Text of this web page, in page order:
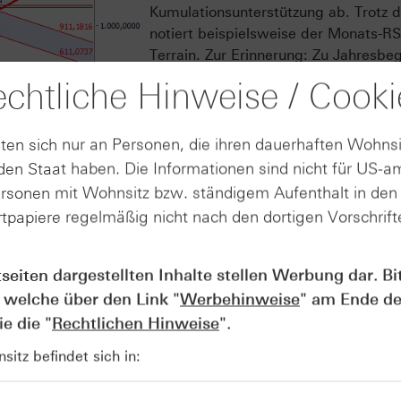
Angaben sind kein verlässlicher
Kumulationsunterstützung ab. Trotz
notiert beispielsweise der Monats-
Terrain. Zur Erinnerung: Zu
Allzeithochs bei knapp 5.600 USD
Wert von 95 – der höchste Stand
Gerade im langfristigen Bereich
Indikatoren weiterhin einen
ist eine gute Überleitung zu den
Bekanntermaßen befinden wir uns
Zwischenwahljahr. Gemessen am
dieses mit einem Plus von 15 %
einiges zu bieten. Doch es gibt an
(Fortsetzung siehe unten).
– ab Juli?
Hinweise /
sich nur an Personen, die ihren dauerhaften
Staat haben. Die Informationen sind nicht für US-
mit Wohnsitz bzw. ständigem Aufenthalt in
regelmäßig nicht nach den dortigen
dargestellten Inhalte stellen Werbung dar.
über den Link "Werbehinweise" am Ende
die "Rechtlichen Hinweise".
befindet sich in: